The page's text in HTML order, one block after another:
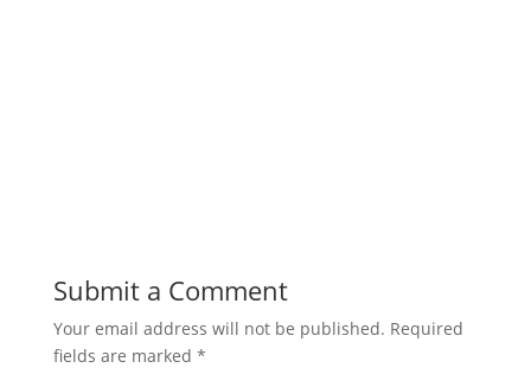
Submit a Comment
Your email address will not be published. Required
fields are marked *